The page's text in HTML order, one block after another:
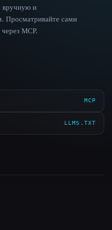
вручную и
Просматривайте сами
MCP.
MCP
LLMS.TXT